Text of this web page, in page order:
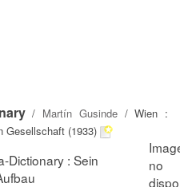
/ Martín Gusinde/ Wien :
Gesellschaft (1933)
Dictionary : Sein